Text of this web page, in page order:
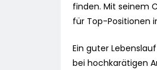
finden. Mit seinem
für Top-Positionen
Ein guter
bei hochkarätigen